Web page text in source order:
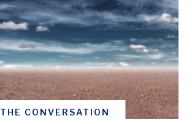
THE CONVERSATION